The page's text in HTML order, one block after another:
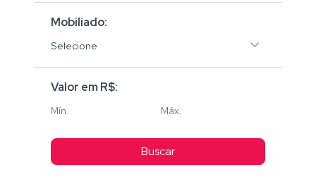
Mobiliado:
Selecione
Valor em R$:
Buscar